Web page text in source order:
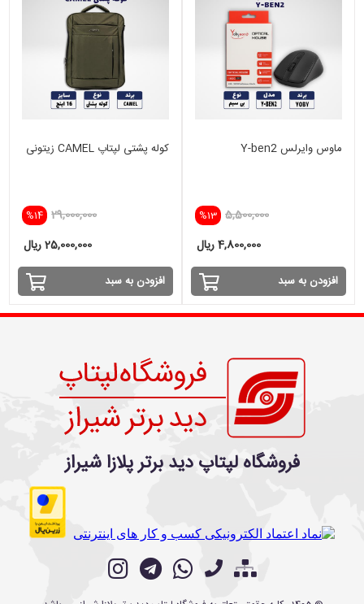
ماوس وایرلس Y-ben2
%13 5,500,000
4,800,000 ریال
افزودن به سبد
کوله پشتی لپتاپ CAMEL زیتونی
%14 29,000,000
25,000,000 ریال
افزودن به سبد
فروشگاه لپتاپ دید برتر پلازا شیراز